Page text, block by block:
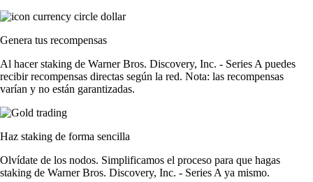
Genera tus recompensas
Al hacer staking de Warner Bros. Discovery, Inc. - Series A puedes
recibir recompensas directas según la red. Nota: las recompensas
varían y no están garantizadas.
Haz staking de forma sencilla
Olvídate de los nodos. Simplificamos el proceso para que hagas
staking de Warner Bros. Discovery, Inc. - Series A ya mismo.